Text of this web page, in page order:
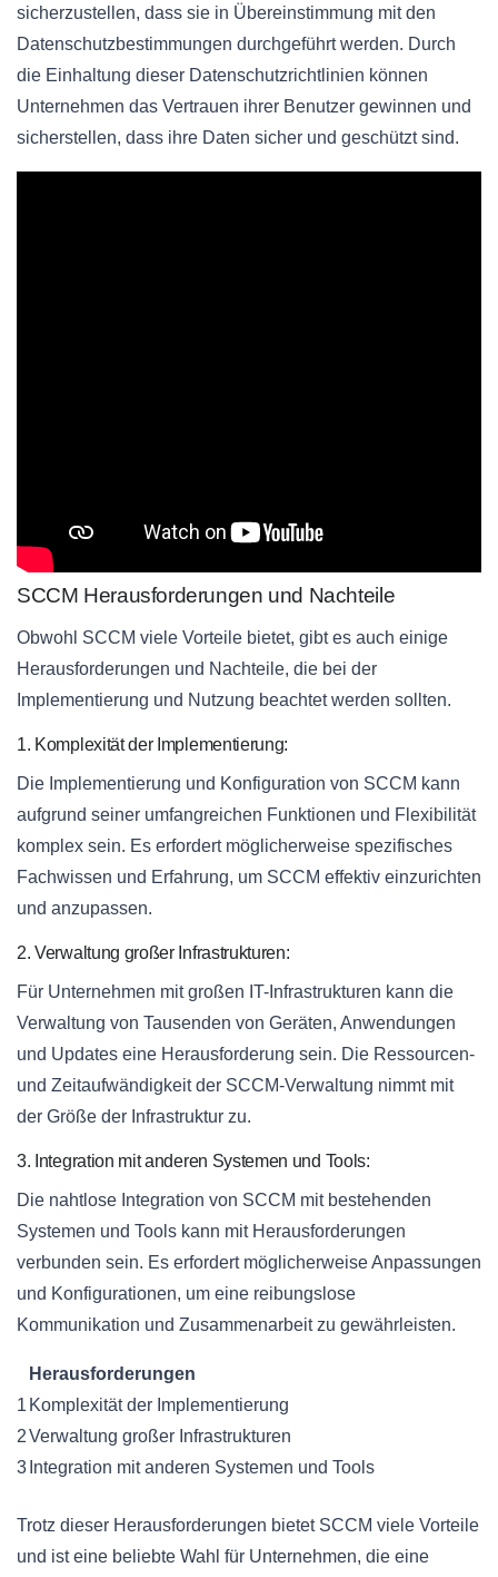
sicherzustellen, dass sie in Übereinstimmung mit den
Datenschutzbestimmungen durchgeführt werden. Durch
die Einhaltung dieser Datenschutzrichtlinien können
Unternehmen das Vertrauen ihrer Benutzer gewinnen und
sicherstellen, dass ihre Daten sicher und geschützt sind.
SCCM Herausforderungen und Nachteile
Obwohl SCCM viele Vorteile bietet, gibt es auch einige
Herausforderungen und Nachteile, die bei der
Implementierung und Nutzung beachtet werden sollten.
1. Komplexität der Implementierung:
Die Implementierung und Konfiguration von SCCM kann
aufgrund seiner umfangreichen Funktionen und Flexibilität
komplex sein. Es erfordert möglicherweise spezifisches
Fachwissen und Erfahrung, um SCCM effektiv einzurichten
und anzupassen.
2. Verwaltung großer Infrastrukturen:
Für Unternehmen mit großen IT-Infrastrukturen kann die
Verwaltung von Tausenden von Geräten, Anwendungen
und Updates eine Herausforderung sein. Die Ressourcen-
und Zeitaufwändigkeit der SCCM-Verwaltung nimmt mit
der Größe der Infrastruktur zu.
3. Integration mit anderen Systemen und Tools:
Die nahtlose Integration von SCCM mit bestehenden
Systemen und Tools kann mit Herausforderungen
verbunden sein. Es erfordert möglicherweise Anpassungen
und Konfigurationen, um eine reibungslose
Kommunikation und Zusammenarbeit zu gewährleisten.
Herausforderungen
1 Komplexität der Implementierung
2Verwaltung großer Infrastrukturen
3 Integration mit anderen Systemen und Tools
Trotz dieser Herausforderungen bietet SCCM viele Vorteile
und ist eine beliebte Wahl für Unternehmen, die eine